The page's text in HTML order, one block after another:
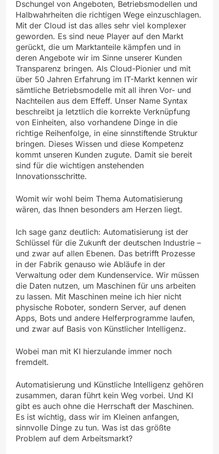
Dschungel von Angeboten, Betriebsmodellen und
Halbwahrheiten die richtigen Wege einzuschlagen.
Mit der Cloud ist das alles sehr viel komplexer
geworden. Es sind neue Player auf den Markt
gerückt, die um Marktanteile kämpfen und in
deren Angebote wir im Sinne unserer Kunden
Transparenz bringen. Als Cloud-Pionier und mit
über 50 Jahren Erfahrung im IT-Markt kennen wir
sämtliche Betriebsmodelle mit all ihren Vor- und
Nachteilen aus dem Effeff. Unser Name Syntax
beschreibt ja letztlich die korrekte Verknüpfung
von Einheiten, also vorhandene Dinge in die
richtige Reihenfolge, in eine sinnstiftende Struktur
bringen. Dieses Wissen und diese Kompetenz
kommt unseren Kunden zugute. Damit sie bereit
sind für die wichtigen anstehenden
Innovationsschritte.
Womit wir wohl beim Thema Automatisierung
wären, das Ihnen besonders am Herzen liegt.
Ich sage ganz deutlich: Automatisierung ist der
Schlüssel für die Zukunft der deutschen Industrie –
und zwar auf allen Ebenen. Das betrifft Prozesse
in der Fabrik genauso wie Abläufe in der
Verwaltung oder dem Kundenservice. Wir müssen
die Daten nutzen, um Maschinen für uns arbeiten
zu lassen. Mit Maschinen meine ich hier nicht
physische Roboter, sondern Server, auf denen
Apps, Bots und andere Helferprogramme laufen,
und zwar auf Basis von Künstlicher Intelligenz.
Wobei man mit KI hierzulande immer noch
fremdelt.
Automatisierung und Künstliche Intelligenz gehören
zusammen, daran führt kein Weg vorbei. Und KI
gibt es auch ohne die Herrschaft der Maschinen.
Es ist wichtig, dass wir im Kleinen anfangen,
sinnvolle Dinge zu tun. Was ist das größte
Problem auf dem Arbeitsmarkt?